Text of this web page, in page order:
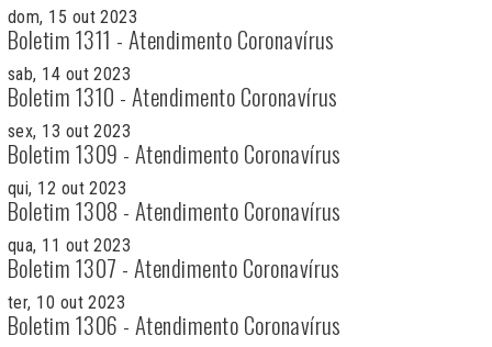
dom, 15 out 2023
Boletim 1311 - Atendimento Coronavírus
sab, 14 out 2023
Boletim 1310 - Atendimento Coronavírus
sex, 13 out 2023
Boletim 1309 - Atendimento Coronavírus
qui, 12 out 2023
Boletim 1308 - Atendimento Coronavírus
qua, 11 out 2023
Boletim 1307 - Atendimento Coronavírus
ter, 10 out 2023
Boletim 1306 - Atendimento Coronavírus